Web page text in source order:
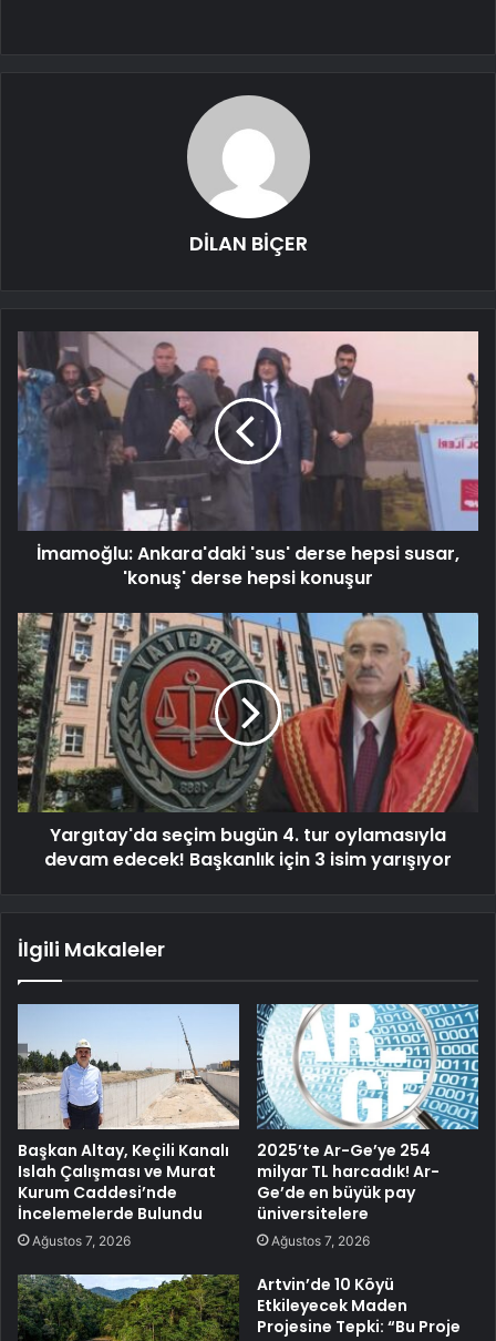
DİLAN BİÇER
İmamoğlu: Ankara'daki 'sus' derse hepsi susar,
'konuş' derse hepsi konuşur
Yargıtay'da seçim bugün 4. tur oylamasıyla
devam edecek! Başkanlık için 3 isim yarışıyor
İlgili Makaleler
Başkan Altay, Keçili Kanalı
Islah Çalışması ve Murat
Kurum Caddesi’nde
İncelemelerde Bulundu
Ağustos 7, 2026
2025’te Ar-Ge’ye 254
milyar TL harcadık! Ar-
Ge’de en büyük pay
üniversitelere
Ağustos 7, 2026
Artvin’de 10 Köyü
Etkileyecek Maden
Projesine Tepki: “Bu Proje